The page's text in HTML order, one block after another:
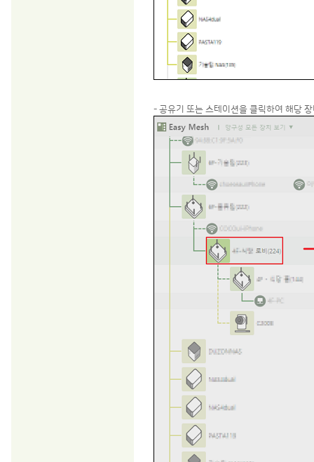
- 공유기 또는 스테이션을 클릭하여 해당